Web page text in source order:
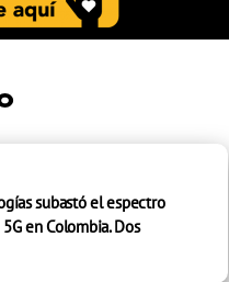
subastó el espectro
en Colombia. Dos